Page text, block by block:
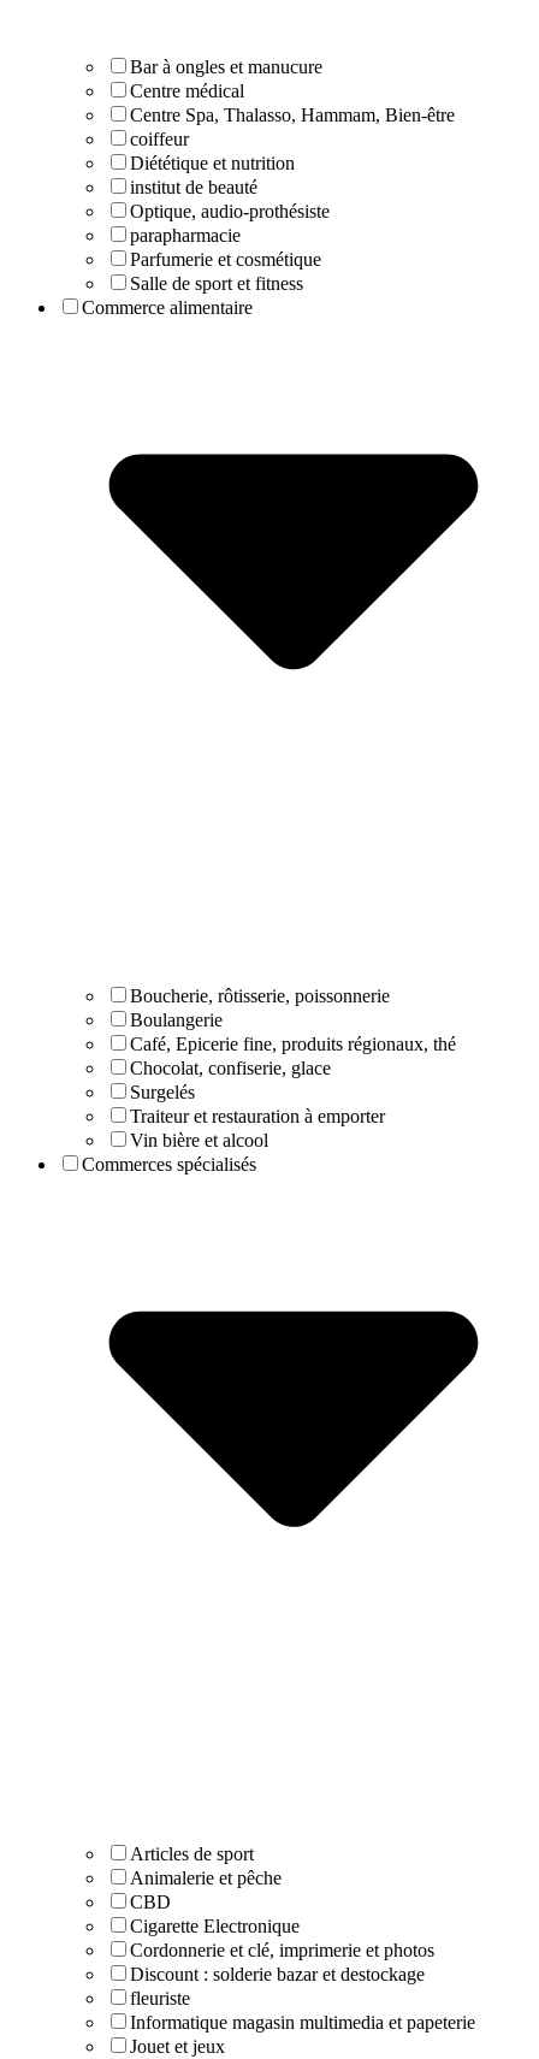
Bar à ongles et manucure
Centre médical
Centre Spa, Thalasso, Hammam, Bien-être
coiffeur
Diététique et nutrition
institut de beauté
Optique, audio-prothésiste
parapharmacie
Parfumerie et cosmétique
Salle de sport et fitness
Commerce alimentaire
Boucherie, rôtisserie, poissonnerie
Boulangerie
Café, Epicerie fine, produits régionaux, thé
Chocolat, confiserie, glace
Surgelés
Traiteur et restauration à emporter
Vin bière et alcool
Commerces spécialisés
Articles de sport
Animalerie et pêche
CBD
Cigarette Electronique
Cordonnerie et clé, imprimerie et photos
Discount : solderie bazar et destockage
fleuriste
Informatique magasin multimedia et papeterie
Jouet et jeux